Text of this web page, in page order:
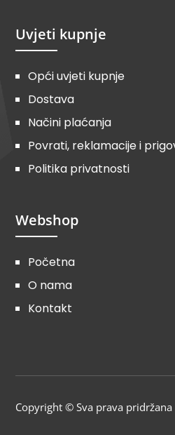
Uvjeti kupnje
Opći uvjeti kupnje
Dostava
Načini plaćanja
Povrati, reklamacije i
Politika privatnosti
Webshop
Početna
O nama
Kontakt
Copyright © Sva prava pridržana